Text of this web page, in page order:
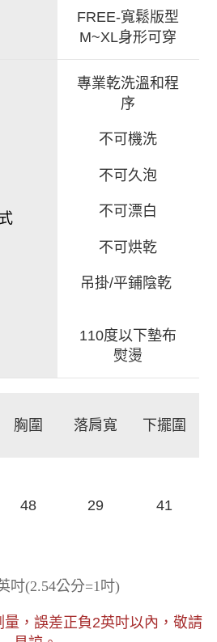
FREE-寬鬆版型
M~XL身形可穿
專業乾洗溫和程
序
不可機洗
不可久泡
不可漂白
不可烘乾
吊掛/平鋪陰乾
110度以下墊布
熨燙
胸圍 落肩寬 下擺圍
48 29 41
吋(2.54公分=1吋)
，誤差正負2英吋以內，敬請